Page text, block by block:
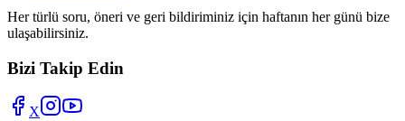
Her türlü soru, öneri ve geri bildiriminiz için haftanın her günü bize
ulaşabilirsiniz.
Bizi Takip Edin
X